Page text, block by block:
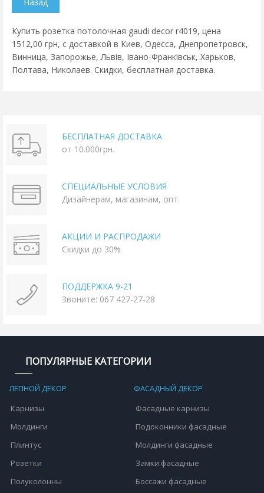
Купить розетка потолочная gaudi decor r4019, цена
1512,00 грн, с доставкой в Киев, Одесса, Днепропетровск,
Винница, Запорожье, Львів, Івано-Франківськ, Харьков,
Полтава, Николаев. Скидки, бесплатная доставка.
БЕСПЛАТНАЯ ДОСТАВКА
от 10.000грн.
СПЕЦИАЛЬНЫЕ УСЛОВИЯ
Дизайнерам, магазинам, опт.
АКЦИИ И РАСПРОДАЖИ
Скидки до 30%
ПОДДЕРЖКА 9-21
Звоните: 067 427-27-28
ПОПУЛЯРНЫЕ КАТЕГОРИИ
ЛЕПНОЙ ДЕКОР
Карнизы
Молдинги
Плинтус
Розетки
Полуколонны
ФАСАДНЫЙ ДЕКОР
Фасадные карнизы
Подоконники фасадные
Молдинги фасадные
Замки фасадные
Боссажи фасадные